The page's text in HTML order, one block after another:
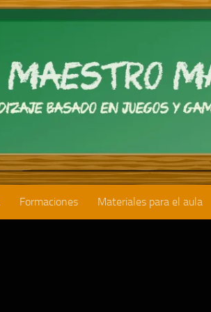
Formaciones Materiales para el aula